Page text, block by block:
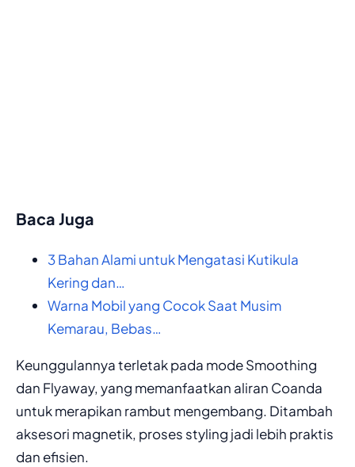
Baca Juga
3 Bahan Alami untuk Mengatasi Kutikula
Kering dan…
Warna Mobil yang Cocok Saat Musim
Kemarau, Bebas…
Keunggulannya terletak pada mode Smoothing
dan Flyaway, yang memanfaatkan aliran Coanda
untuk merapikan rambut mengembang. Ditambah
aksesori magnetik, proses styling jadi lebih praktis
dan efisien.